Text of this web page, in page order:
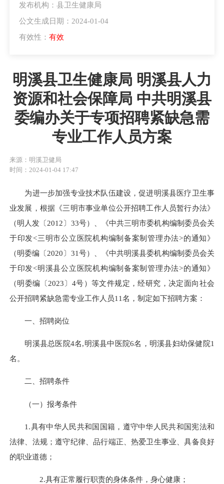
发布机构：县卫生健康局
公文生成日期：2024-01-04
有效性： 有效
明溪县卫生健康局 明溪县人力
资源和社会保障局 中共明溪县
委编办关于专项招聘紧缺急需
专业工作人员方案
来源：明溪卫健局
时间：2024-01-04 17:47
为进一步加强专业技术队伍建设，促进明溪县医疗卫生事
业发展，根据《三明市事业单位公开招聘工作人员暂行办法》
（明人发〔2012〕33号）、《中共三明市委机构编制委员会关
于印发<三明市公立医院机构编制备案制管理办法>的通知》
（明委编〔2020〕31号）、《中共明溪县委机构编制委员会关
于印发<明溪县公立医院机构编制备案制管理办法>的通知》
（明委编〔2023〕4号）等文件规定，经研究，决定面向社会
公开招聘紧缺急需专业工作人员11名，制定如下招聘方案：
一、招聘岗位
明溪县总医院4名,明溪县中医院6名，明溪县妇幼保健院1
名。
二、招聘条件
（一）报考条件
1.具有中华人民共和国国籍，遵守中华人民共和国宪法和
法律、法规；遵守纪律、品行端正、热爱卫生事业、具备良好
的职业道德；
2.具有正常履行职责的身体条件，身心健康；